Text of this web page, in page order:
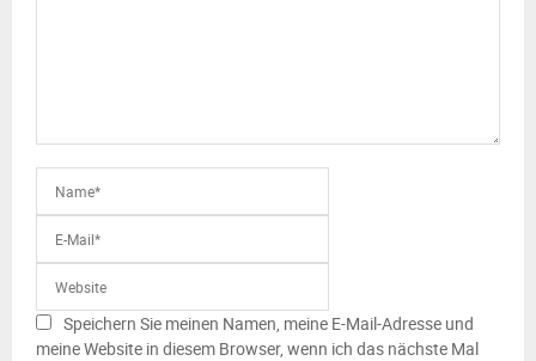
Speichern Sie meinen Namen, meine E-Mail-Adresse und
meine Website in diesem Browser, wenn ich das nächste Mal